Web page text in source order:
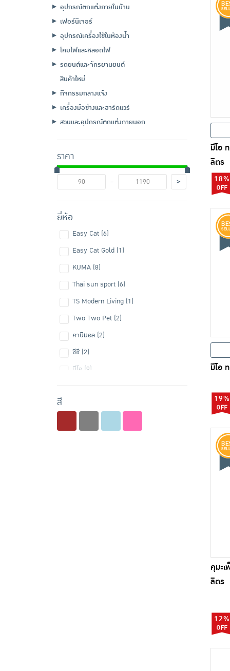
อุปกรณ์ตกแต่งภายในบ้าน
เฟอร์นิเจอร์
อุปกรณ์เครื่องใช้ในห้องน้ำ
โคมไฟและหลอดไฟ
รถยนต์และจักรยานยนต์
สินค้าใหม่
กิจกรรมกลางแจ้ง
เครื่องมือช่างและฮาร์ดแวร์
สวนและอุปกรณ์ตกแต่งภายนอก
ราคา
-
>
ยี่ห้อ
Easy Cat (6)
Easy Cat Gold (1)
KUMA (8)
Thai sun sport (6)
TS Modern Living (1)
Two Two Pet (2)
คานิมอล (2)
ซีซี (2)
มีโอ (9)
เพ็ทโตะซัง (2)
สี
มีโอ
ลิตร
18%
มีโอ
19%
คุมะ
ลิตร
12%